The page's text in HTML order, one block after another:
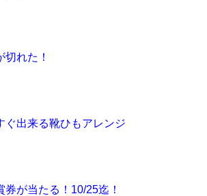
切れた！
ぐ出来る靴ひもアレンジ
券が当たる！10/25迄！